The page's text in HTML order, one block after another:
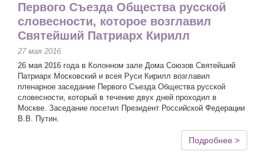
Первого Съезда Общества русской
словесности, которое возглавил
Святейший Патриарх Кирилл
27 мая 2016
26 мая 2016 года в Колонном зале Дома Союзов Святейший
Патриарх Московский и всея Руси Кирилл возглавил
пленарное заседание Первого Съезда Общества русской
словесности, который в течение двух дней проходил в
Москве. Заседание посетил Президент Российской Федерации
В.В. Путин.
Подробнее >